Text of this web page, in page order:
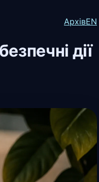
АрхівEN
дії